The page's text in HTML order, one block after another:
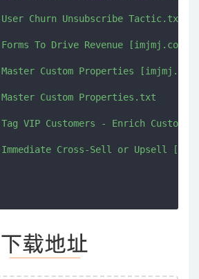
Churn Unsubscribe Tactic.txt
To Drive Revenue
Custom Properties
Custom Properties.txt
VIP Customers - Enrich
Cross-Sell or Upsell